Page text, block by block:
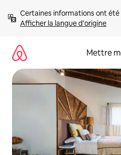
directement
Afficher la langue d'origine
Mettre